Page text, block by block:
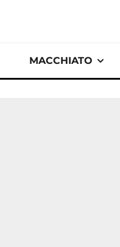
MACCHIATO